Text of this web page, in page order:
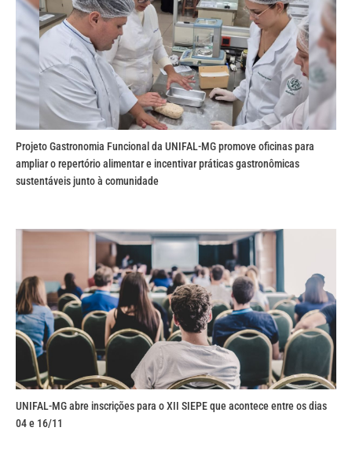
Projeto Gastronomia Funcional da UNIFAL-MG promove oficinas para
ampliar o repertório alimentar e incentivar práticas gastronômicas
sustentáveis junto à comunidade
UNIFAL-MG abre inscrições para o XII SIEPE que acontece entre os dias
04 e 16/11